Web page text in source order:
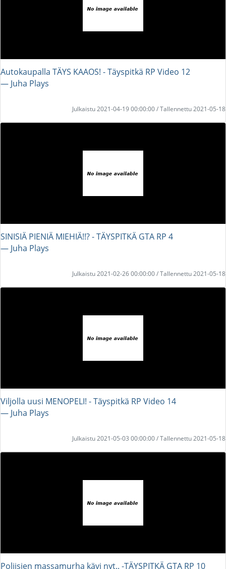
Autokaupalla TÄYS KAAOS! - Täyspitkä RP Video 12
― Juha Plays
Julkaistu 2021-04-19 00:00:00 / Tallennettu 2021-05-18
SINISIÄ PIENIÄ MIEHIÄ!!? - TÄYSPITKÄ GTA RP 4
― Juha Plays
Julkaistu 2021-02-26 00:00:00 / Tallennettu 2021-05-18
Viljolla uusi MENOPELI! - Täyspitkä RP Video 14
― Juha Plays
Julkaistu 2021-05-03 00:00:00 / Tallennettu 2021-05-18
Poliisien massamurha kävi nyt.. -TÄYSPITKÄ GTA RP 10